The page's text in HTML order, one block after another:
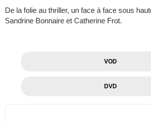
De la folie au thriller, un face à face sous
Sandrine Bonnaire et Catherine Frot.
VOD
DVD